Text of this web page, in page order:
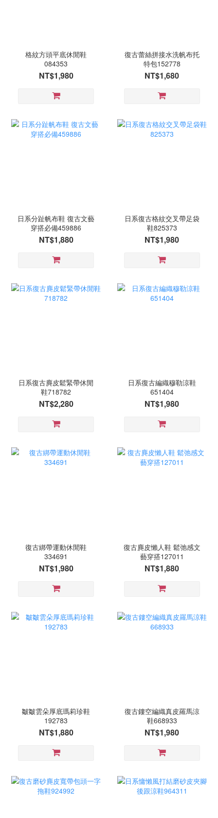
格紋方頭平底休閒鞋
084353
NT$1,980
復古蕾絲拼接水洗帆布托
特包152778
NT$1,680
日系分趾帆布鞋 復古文藝
穿搭必備459886
NT$1,880
日系復古格紋交叉帶足袋
鞋825373
NT$1,980
日系復古麂皮鬆緊帶休閒
鞋718782
NT$2,280
日系復古編織穆勒涼鞋
651404
NT$1,980
復古綁帶運動休閒鞋
334691
NT$1,980
復古麂皮懶人鞋 鬆弛感文
藝穿搭127011
NT$1,880
皺皺雲朵厚底瑪莉珍鞋
192783
NT$1,880
復古鏤空編織真皮羅馬涼
鞋668933
NT$1,980